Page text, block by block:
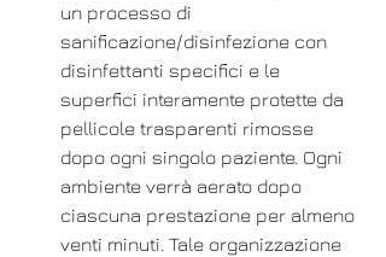
un processo di
sanificazione/disinfezione con
disinfettanti specifici e le
superfici interamente protette da
pellicole trasparenti rimosse
dopo ogni singolo paziente. Ogni
ambiente verrà aerato dopo
ciascuna prestazione per almeno
venti minuti. Tale organizzazione